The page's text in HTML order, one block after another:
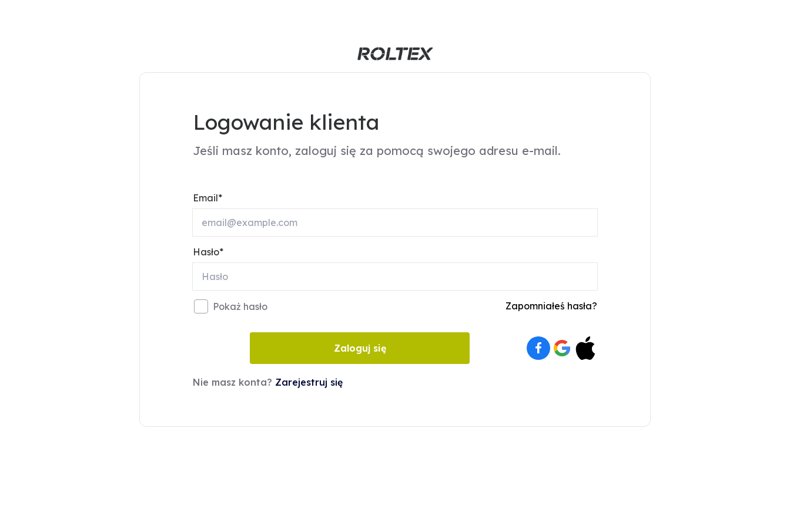
Logowanie klienta
Jeśli masz konto, zaloguj się za pomocą swojego adresu e-mail.
Email
Hasło
Pokaż hasło Zapomniałeś hasła?
Zaloguj się
Nie masz konta? Zarejestruj się